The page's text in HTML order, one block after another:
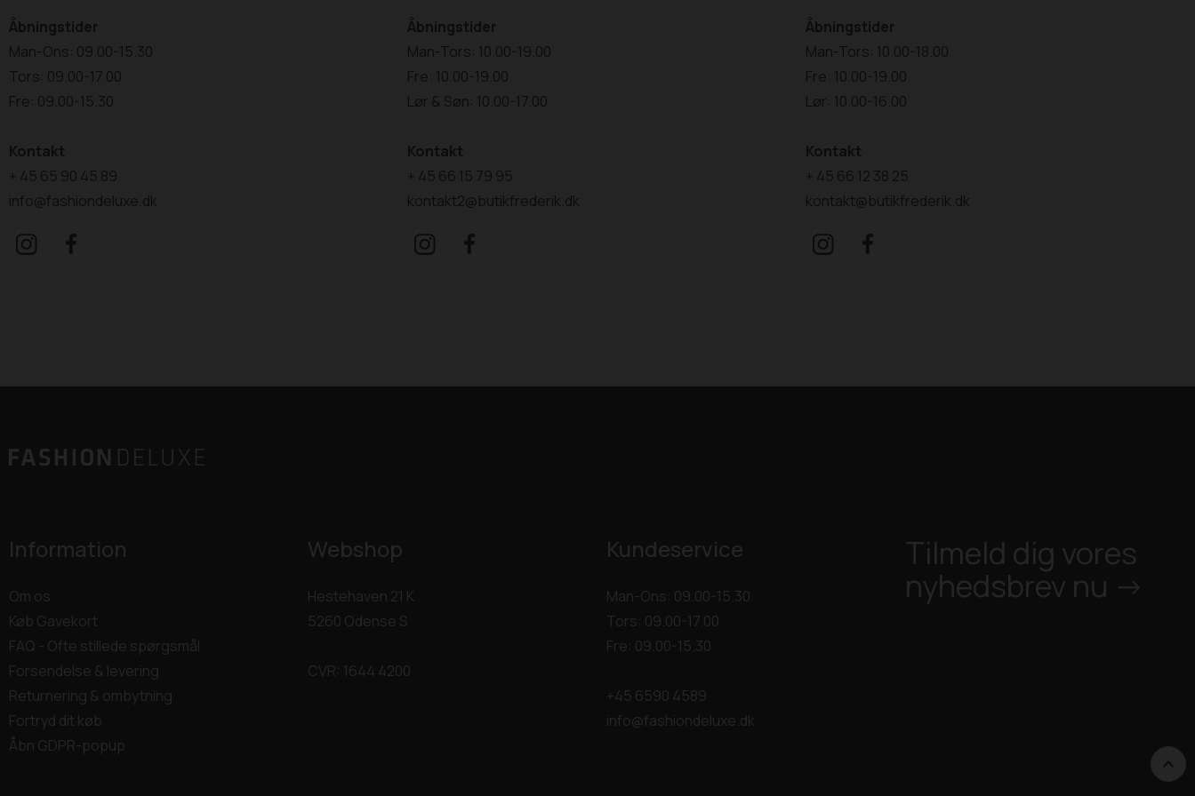
Åbningstider
Man-Ons: 09.00-15.30
Tors: 09.00-17.00
Fre: 09.00-15.30
Kontakt
+ 45 65 90 45 89
info@fashiondeluxe.dk
Åbningstider
Man-Tors: 10.00-19.00
Fre: 10.00-19.00
Lør & Søn: 10.00-17.00
Kontakt
+ 45 66 15 79 95
kontakt2@butikfrederik.dk
Åbningstider
Man-Tors: 10.00-18.00
Fre: 10.00-19.00
Lør: 10.00-16.00
Kontakt
+ 45 66 12 38 25
kontakt@butikfrederik.dk
Information
Om os
Køb Gavekort
FAQ - Ofte stillede spørgsmål
Forsendelse & levering
Returnering & ombytning
Fortryd dit køb
Åbn GDPR-popup
Webshop
Hestehaven 21 K
5260 Odense S
CVR: 1644 4200
Kundeservice
Man-Ons: 09.00-15.30
Tors: 09.00-17.00
Fre: 09.00-15.30
+45 6590 4589
info@fashiondeluxe.dk
Tilmeld dig vores
nyhedsbrev nu ->